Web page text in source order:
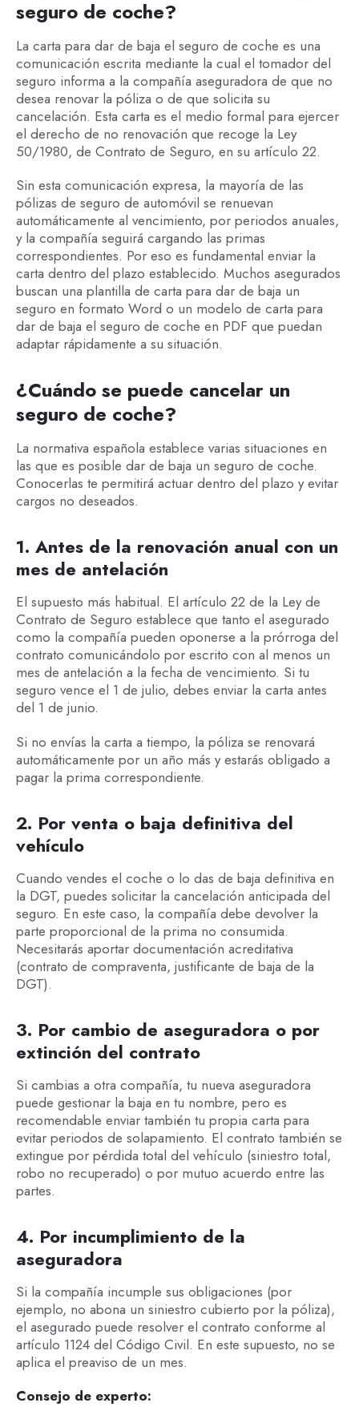
seguro de coche?
La carta para dar de baja el seguro de coche es una
comunicación escrita mediante la cual el tomador del
seguro informa a la compañía aseguradora de que no
desea renovar la póliza o de que solicita su
cancelación. Esta carta es el medio formal para ejercer
el derecho de no renovación que recoge la Ley
50/1980, de Contrato de Seguro, en su artículo 22.
Sin esta comunicación expresa, la mayoría de las
pólizas de seguro de automóvil se renuevan
automáticamente al vencimiento, por periodos anuales,
y la compañía seguirá cargando las primas
correspondientes. Por eso es fundamental enviar la
carta dentro del plazo establecido. Muchos asegurados
buscan una plantilla de carta para dar de baja un
seguro en formato Word o un modelo de carta para
dar de baja el seguro de coche en PDF que puedan
adaptar rápidamente a su situación.
¿Cuándo se puede cancelar un
seguro de coche?
La normativa española establece varias situaciones en
las que es posible dar de baja un seguro de coche.
Conocerlas te permitirá actuar dentro del plazo y evitar
cargos no deseados.
1. Antes de la renovación anual con un
mes de antelación
El supuesto más habitual. El artículo 22 de la Ley de
Contrato de Seguro establece que tanto el asegurado
como la compañía pueden oponerse a la prórroga del
contrato comunicándolo por escrito con al menos un
mes de antelación a la fecha de vencimiento. Si tu
seguro vence el 1 de julio, debes enviar la carta antes
del 1 de junio.
Si no envías la carta a tiempo, la póliza se renovará
automáticamente por un año más y estarás obligado a
pagar la prima correspondiente.
2. Por venta o baja definitiva del
vehículo
Cuando vendes el coche o lo das de baja definitiva en
la DGT, puedes solicitar la cancelación anticipada del
seguro. En este caso, la compañía debe devolver la
parte proporcional de la prima no consumida.
Necesitarás aportar documentación acreditativa
(contrato de compraventa, justificante de baja de la
DGT).
3. Por cambio de aseguradora o por
extinción del contrato
Si cambias a otra compañía, tu nueva aseguradora
puede gestionar la baja en tu nombre, pero es
recomendable enviar también tu propia carta para
evitar periodos de solapamiento. El contrato también se
extingue por pérdida total del vehículo (siniestro total,
robo no recuperado) o por mutuo acuerdo entre las
partes.
4. Por incumplimiento de la
aseguradora
Si la compañía incumple sus obligaciones (por
ejemplo, no abona un siniestro cubierto por la póliza),
el asegurado puede resolver el contrato conforme al
artículo 1124 del Código Civil. En este supuesto, no se
aplica el preaviso de un mes.
Consejo de experto: